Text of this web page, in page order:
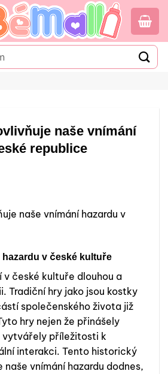
naše vnímání
republice
naše vnímání hazardu v
hazardu v české kultuře
v české kultuře dlouhou a
Tradiční hry jako jsou kostky
společenského života již
hry nejen že přinášely
vytvářely příležitosti k
interakci. Tento historický
vnímání hazardu dodnes,